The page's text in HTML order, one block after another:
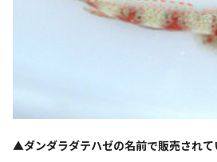
▲ダンダラダテハゼの名前で販売されて